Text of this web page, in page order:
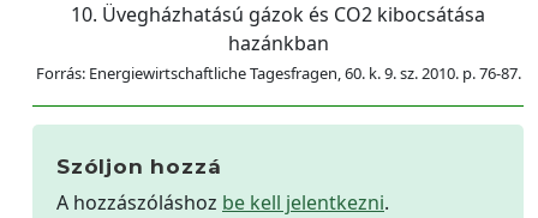
10. Üvegházhatású gázok és CO2 kibocsátása
hazánkban
Forrás: Energiewirtschaftliche Tagesfragen, 60. k. 9. sz. 2010. p. 76-87.
Szóljon hozzá
A hozzászóláshoz be kell jelentkezni.